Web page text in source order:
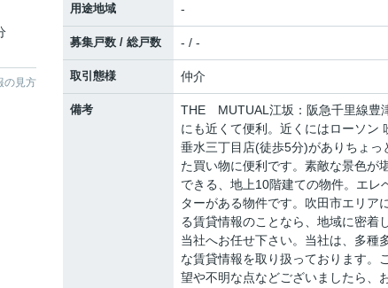
の見方
用途地域 -
募集戸数 / 総戸数 - / -
取引態様 仲介
備考
THE MUTUAL江坂：阪急千里線豊
にも近くて便利。近くにはローソン
垂水三丁目店(徒歩5分)がありちょっ
た買い物に便利です。素敵な景色が
できる、地上10階建ての物件。エレ
ターがある物件です。吹田市エリア
る賃貸情報のことなら、地域に密着
当社へお任せ下さい。当社は、多種
な賃貸情報を取り扱っております。
望や不明な点などございましたら、